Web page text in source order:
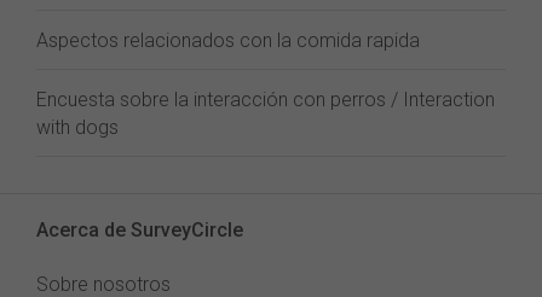
Aspectos relacionados con la comida rapida
Encuesta sobre la interacción con perros / Interaction
with dogs
Acerca de SurveyCircle
Sobre nosotros